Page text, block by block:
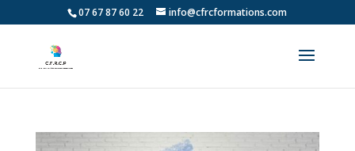
07 67 87 60 22 info@cfrcformations.com